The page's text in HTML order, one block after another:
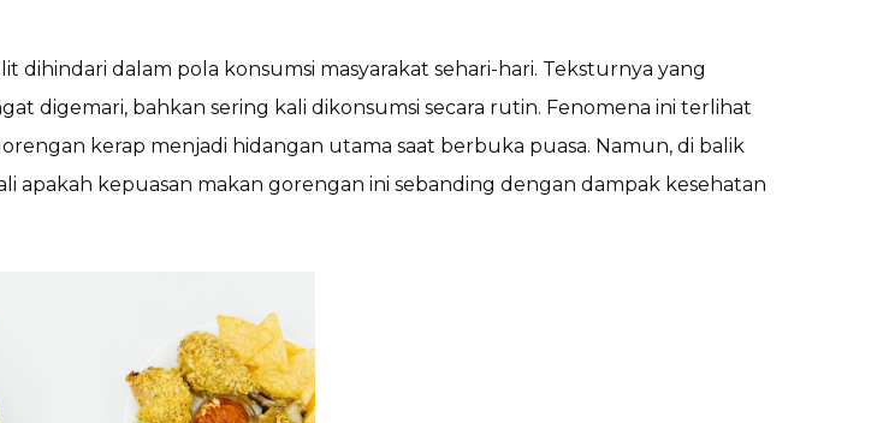
dalam pola konsumsi masyarakat sehari-hari. Teksturnya yang
digemari, bahkan sering kali dikonsumsi secara rutin. Fenomena ini terlihat
kerap menjadi hidangan utama saat berbuka puasa. Namun, di balik
kepuasan makan gorengan ini sebanding dengan dampak kesehatan